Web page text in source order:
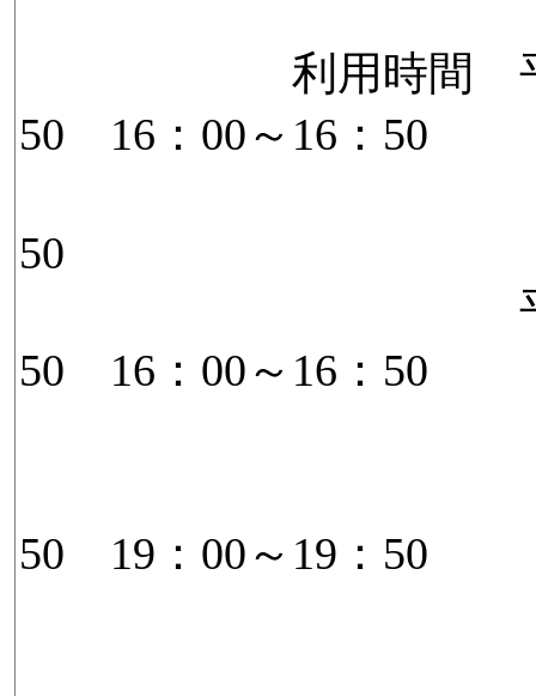
利用時間 平日（
50 16：00～16：50
50
平日（月木
50 16：00～16：50
50 19：00～19：50